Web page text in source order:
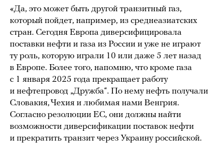
«Да, это может быть другой транзитный газ,
который пойдет, например, из среднеазиатских
стран. Сегодня Европа диверсифицировала
поставки нефти и газа из России и уже не играют
ту роль, которую играли 10 или даже 5 лет назад
в Европе. Более того, напомню, что кроме газа
с 1 января 2025 года прекращает работу
и нефтепровод „Дружба“. По нему нефть получали
Словакия, Чехия и любимая нами Венгрия.
Согласно резолюции ЕС, они должны найти
возможности диверсификации поставок нефти
и прекратить транзит через Украину российской.